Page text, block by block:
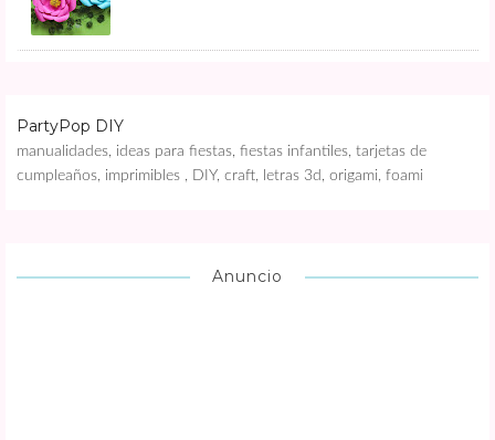
PartyPop DIY
manualidades, ideas para fiestas, fiestas infantiles, tarjetas de
cumpleaños, imprimibles , DIY, craft, letras 3d, origami, foami
Anuncio